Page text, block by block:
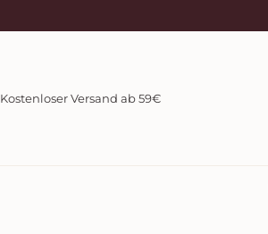
Kostenloser Versand ab 59€
u
h